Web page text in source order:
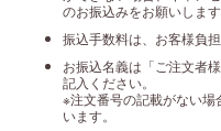
のお振込みをお願いします
振込手数料は、お客様負担
お振込名義は「ご注文者
記入ください。
※注文番号の記載がない
います。